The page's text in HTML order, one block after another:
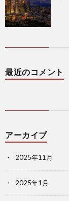
最近のコメント
アーカイブ
2025年11月
2025年1月